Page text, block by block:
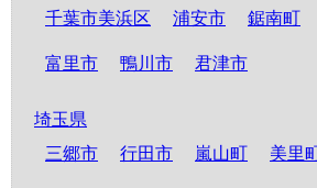
千葉市美浜区 浦安市 鋸南町
富里市 鴨川市 君津市
埼玉県
三郷市
行田市 嵐山町 美里